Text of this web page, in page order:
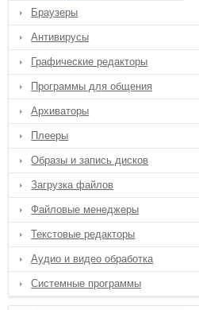
Браузеры
Антивирусы
Графические редакторы
Программы для общения
Архиваторы
Плееры
Образы и запись дисков
Загрузка файлов
Файловые менеджеры
Текстовые редакторы
Аудио и видео обработка
Системные программы